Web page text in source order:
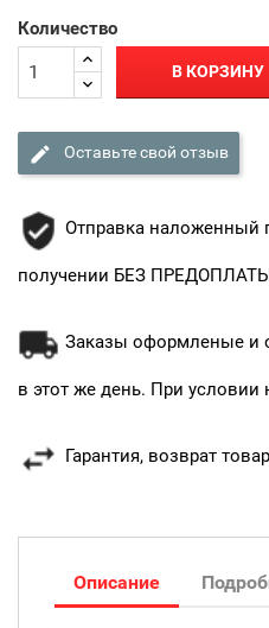
Количество
В КОРЗИНУ
Оставьте свой отзыв
Отправка наложенный
получении БЕЗ
Заказы оформленые и
в этот же день. При условии
Гарантия, возврат
Описание